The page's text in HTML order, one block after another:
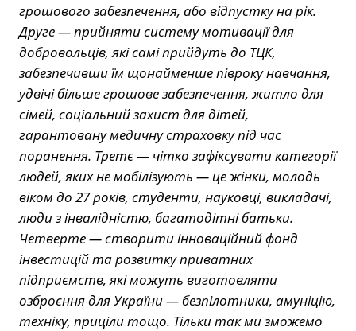
грошового забезпечення, або відпустку на рік.
Друге — прийняти систему мотивації для
добровольців, які самі прийдуть до ТЦК,
забезпечивши їм щонайменше півроку навчання,
удвічі більше грошове забезпечення, житло для
сімей, соціальний захист для дітей,
гарантовану медичну страховку під час
поранення. Третє — чітко зафіксувати категорії
людей, яких не мобілізують — це жінки, молодь
віком до 27 років, студенти, науковці, викладачі,
люди з інвалідністю, багатодітні батьки.
Четверте — створити інноваційний фонд
інвестицій та розвитку приватних
підприємств, які можуть виготовляти
озброєння для України — безпілотники, амуніцію,
техніку, приціли тощо. Тільки так ми зможемо